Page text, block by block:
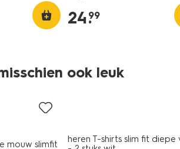
24.
99
ook leuk
mouw slimfit
2 stuks
heren T-shirts slim fit diepe